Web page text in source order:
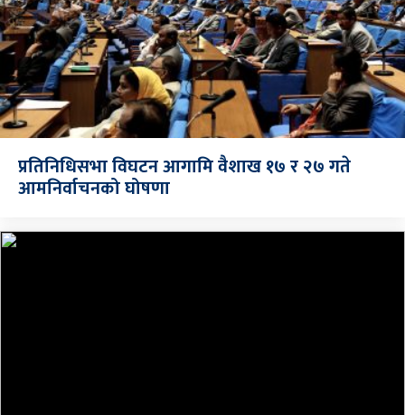
प्रतिनिधिसभा विघटन आगामि वैशाख १७ र २७ गते
आमनिर्वाचनको घोषणा